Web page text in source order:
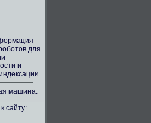
для
и
машина:
сайту: